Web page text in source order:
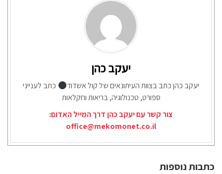
יעקב כהן
יעקב כהן כתב בצוות העיתונאים של קול אשדוד
כתב לענייני
ספורט, טכנולוגיה, בריאות וחקלאות
צור קשר עם יעקב כהן דרך המייל האדום:
office@mekomonet.co.il
כתבות נוספות